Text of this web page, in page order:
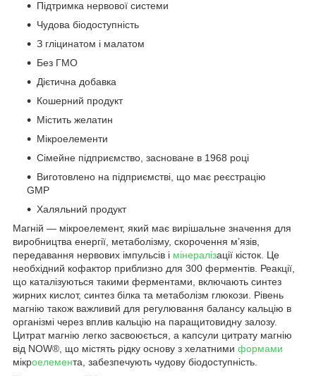
Підтримка нервової системи
Чудова біодоступність
З гліцинатом і малатом
Без ГМО
Дієтична добавка
Кошерний продукт
Містить желатин
Мікроелементи
Сімейне підприємство, засноване в 1968 році
Виготовлено на підприємстві, що має реєстрацію
GMP
Халяльний продукт
Магній — мікроелемент, який має вирішальне значення для
виробництва енергії, метаболізму, скорочення м’язів,
передавання нервових імпульсів і мінералізації кісток. Це
необхідний кофактор приблизно для 300 ферментів. Реакції,
що каталізуються такими ферментами, включають синтез
жирних кислот, синтез білка та метаболізм глюкози. Рівень
магнію також важливий для регулювання балансу кальцію в
організмі через вплив кальцію на паращитовидну залозу.
Цитрат магнію легко засвоюється, а капсули цитрату магнію
від NOW®, що містять рідку основу з хелатними формами
мікроелемента, забезпечують чудову біодоступність.